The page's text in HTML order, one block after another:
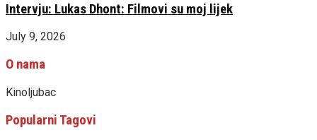
Intervju: Lukas Dhont: Filmovi su moj lijek
July 9, 2026
O nama
Kinoljubac
Popularni Tagovi